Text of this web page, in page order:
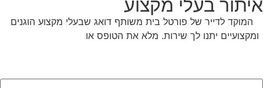
בעלי מקצוע
המוקד לדייר של פורטל בית משותף דואג שבעלי מקצוע הוגנים
יתנו לך שירות. מלא את הטופס אולחץ לשליחת הודעת